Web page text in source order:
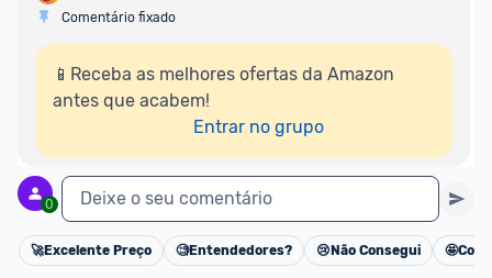
Comentário fixado
📱Receba as melhores ofertas da Amazon
antes que acabem!
Entrar no grupo
0 Deixe o seu comentário
Cancelar
🚀Excelente Preço 🧐Entendedores? 😢 Não Consegui 🤩